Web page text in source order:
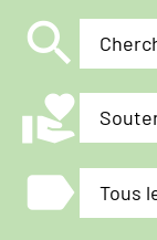
search
volunteer_activism
label Tous